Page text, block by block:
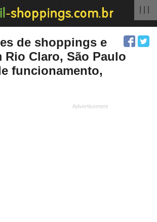
de shoppings e
Rio Claro, São Paulo
funcionamento,